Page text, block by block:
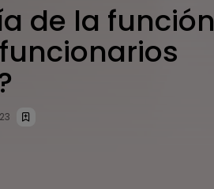
de la función